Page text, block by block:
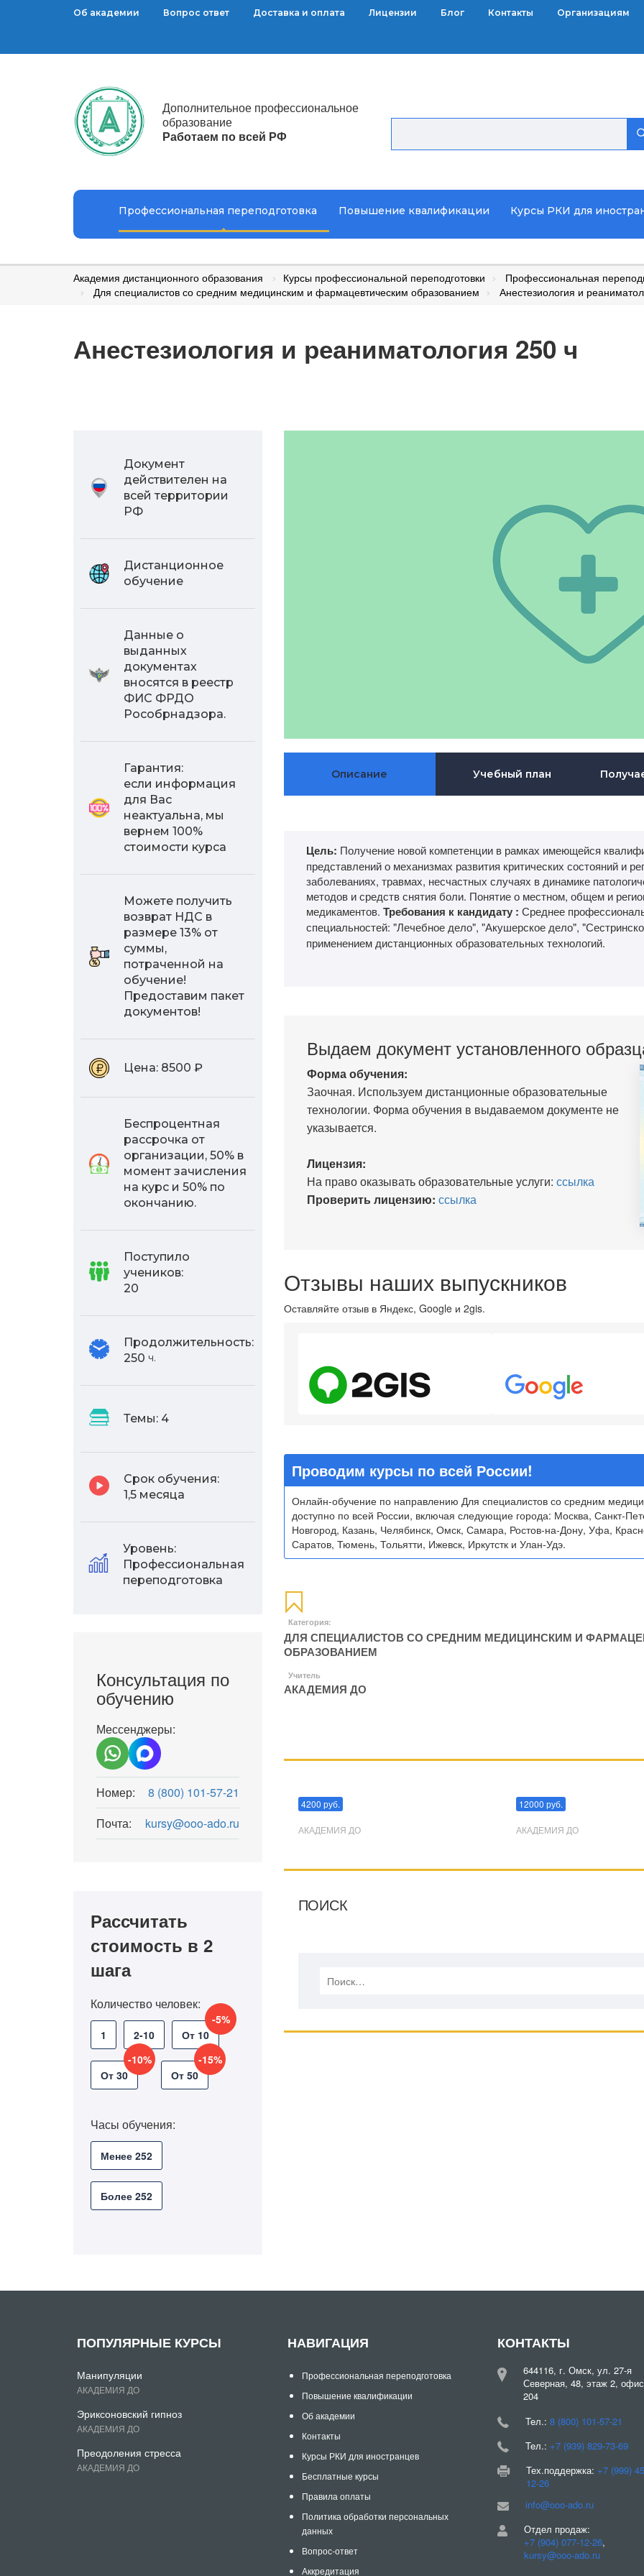
Организациям
Контакты
Блог
Лицензии
Доставка и оплата
Вопрос ответ
Об академии
Дополнительное профессиональное
образование
Работаем по всей РФ
Профессиональная переподготовка Повышение квалификации Курсы РКИ для
Академия дистанционного образования Курсы профессиональной переподготовки
Профессиональная
Для специалистов со средним медицинским и фармацевтическим образованием
Анестезиология и
Анестезиология и реаниматология 250 ч
Документ
действителен на
всей территории
РФ
Дистанционное
обучение
Данные о
выданных
документах
вносятся в реестр
ФИС ФРДО
Рособрнадзора.
Гарантия:
если информация
для Вас
неактуальна, мы
вернем 100%
стоимости курса
Можете получить
возврат НДС в
размере 13% от
суммы,
потраченной на
обучение!
Предоставим пакет
документов!
Цена: 8500 ₽
Беспроцентная
рассрочка от
организации, 50% в
момент зачисления
на курс и 50% по
окончанию.
Поступило
учеников:
20
Продолжительность:
250 ч.
Темы: 4
Срок обучения:
1,5 месяца
Уровень:
Профессиональная
переподготовка
Консультация по
обучению
Мессенджеры:
Номер:
8 (800) 101-57-21
Почта:
kursy@ooo-ado.ru
Рассчитать
стоимость в 2
шага
Количество человек:
1 2-10 От 10
-5%
От 30
-10%
От 50
-15%
Часы обучения:
Менее 252
Более 252
Описание Учебный план
Цель: Получение новой компетенции в рамках имеющейся
представлений о механизмах развития критических состояний и
заболеваниях, травмах, несчастных случаях в динамике
методов и средств снятия боли. Понятие о местном, общем и
медикаментов. Требования к кандидату : Среднее
специальностей: "Лечебное дело", "Акушерское дело",
применением дистанционных образовательных технологий.
Выдаем документ установленного
Форма обучения:
Заочная. Используем дистанционные образовательные
технологии. Форма обучения в выдаваемом документе не
указывается.
Лицензия:
На право оказывать образовательные услуги: ссылка
Проверить лицензию: ссылка
Отзывы наших выпускников
Оставляйте отзыв в Яндекс, Google и 2gis.
Проводим курсы по всей России!
Онлайн-обучение по направлению Для специалистов со средним
доступно по всей России, включая следующие города: Москва, Санкт-
Новгород, Казань, Челябинск, Омск, Самара, Ростов-на-Дону, Уфа,
Саратов, Тюмень, Тольятти, Ижевск, Иркутстк и Улан-Удэ.
Категория:
ДЛЯ СПЕЦИАЛИСТОВ СО СРЕДНИМ МЕДИЦИНСКИМ И
ОБРАЗОВАНИЕМ
Учитель
АКАДЕМИЯ ДО
4200 руб.
АКАДЕМИЯ ДО
12000 руб.
АКАДЕМИЯ ДО
ПОИСК
ПОПУЛЯРНЫЕ КУРСЫ
Манипуляции
АКАДЕМИЯ ДО
Эриксоновский гипноз
АКАДЕМИЯ ДО
Преодоления стресса
АКАДЕМИЯ ДО
НАВИГАЦИЯ
Профессиональная переподготовка
Повышение квалификации
Об академии
Контакты
Курсы РКИ для иностранцев
Бесплатные курсы
Правила оплаты
Политика обработки персональных
данных
Вопрос-ответ
Аккредитация
КОНТАКТЫ
644116, г. Омск, ул. 27-я
Северная, 48, этаж 2, офис
204
Teл.: 8 (800) 101-57-21
Teл.: +7 (939) 829-73-69
Тех.поддержка: +7 (999)
12-26
info@ooo-ado.ru
Отдел продаж:
+7 (904) 077-12-26,
kursy@ooo-ado.ru